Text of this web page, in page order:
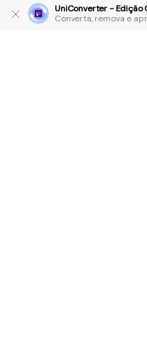
UniConverter - Edição
Converta, remova e